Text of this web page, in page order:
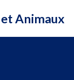
Animaux